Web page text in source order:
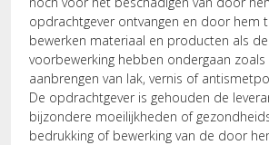
opdrachtgever ontvangen en door hem
bewerken materiaal en producten als
voorbewerking hebben ondergaan
aanbrengen van lak, vernis of
De opdrachtgever is gehouden de
bijzondere moeilijkheden of
bedrukking of bewerking van de door